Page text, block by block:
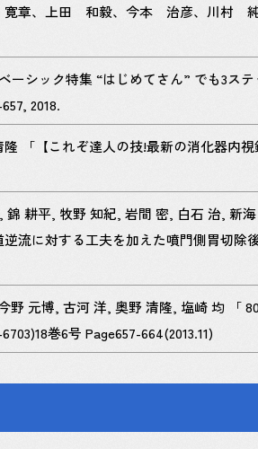
、上田 和毅、今本 治彦、川村 純
シック特集 “はじめてさん” でも3ス
2018.
「【これぞ達人の技!最新の消化器
耕平, 牧野 知紀, 岩間 密, 白石 治, 新
流に対する工夫を加えた噴門側胃切除
野 元博, 古河 洋, 奥野 清隆, 塩崎 均 「
巻6号 Page657-664(2013.11)